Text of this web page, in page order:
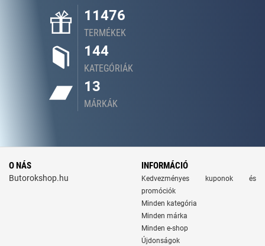
11476
TERMÉKEK
144
KATEGÓRIÁK
13
MÁRKÁK
O NÁS
Butorokshop.hu
INFORMÁCIÓ
Kedvezményes kuponok és
promóciók
Minden kategória
Minden márka
Minden e-shop
Újdonságok